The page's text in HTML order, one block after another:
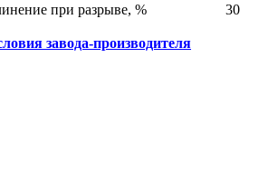
при разрыве, %
30
завода-производителя